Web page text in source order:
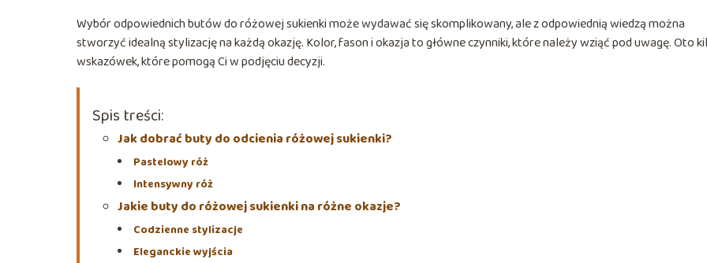
Wybór odpowiednich butów do różowej sukienki może wydawać się skomplikowany, ale z odpowiednią wiedzą można
stworzyć idealną stylizację na każdą okazję. Kolor, fason i okazja to główne czynniki, które należy wziąć pod uwagę. Oto
wskazówek, które pomogą Ci w podjęciu decyzji.
Spis treści:
Jak dobrać buty do odcienia różowej sukienki?
Pastelowy róż
Intensywny róż
Jakie buty do różowej sukienki na różne okazje?
Codzienne stylizacje
Eleganckie wyjścia